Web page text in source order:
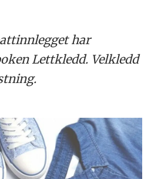
har
Lettkledd. Velkledd